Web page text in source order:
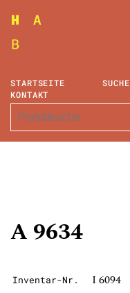
STARTSEITE SUCHE
KONTAKT
A 9634
Inventar-Nr. I 6094